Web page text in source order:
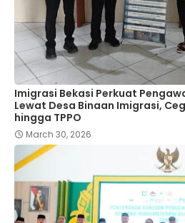
Imigrasi Bekasi Perkuat
Lewat Desa Binaan Imigrasi,
hingga TPPO
March 30, 2026